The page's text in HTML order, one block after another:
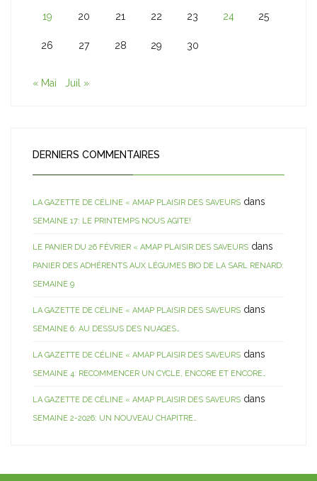
19 20 21 22 23 24 25
26 27 28 29 30
« Mai Juil »
DERNIERS COMMENTAIRES
LA GAZETTE DE CÉLINE « AMAP PLAISIR DES SAVEURS dans
SEMAINE 17: LE PRINTEMPS NOUS AGITE!
LE PANIER DU 26 FÉVRIER « AMAP PLAISIR DES SAVEURS dans
PANIER DES ADHÉRENTS AUX LÉGUMES BIO DE LA SARL RENARD:
SEMAINE 9
LA GAZETTE DE CÉLINE « AMAP PLAISIR DES SAVEURS dans
SEMAINE 6: AU DESSUS DES NUAGES…
LA GAZETTE DE CÉLINE « AMAP PLAISIR DES SAVEURS dans
SEMAINE 4: RECOMMENCER UN CYCLE, ENCORE ET ENCORE…
LA GAZETTE DE CÉLINE « AMAP PLAISIR DES SAVEURS dans
SEMAINE 2-2026: UN NOUVEAU CHAPITRE…